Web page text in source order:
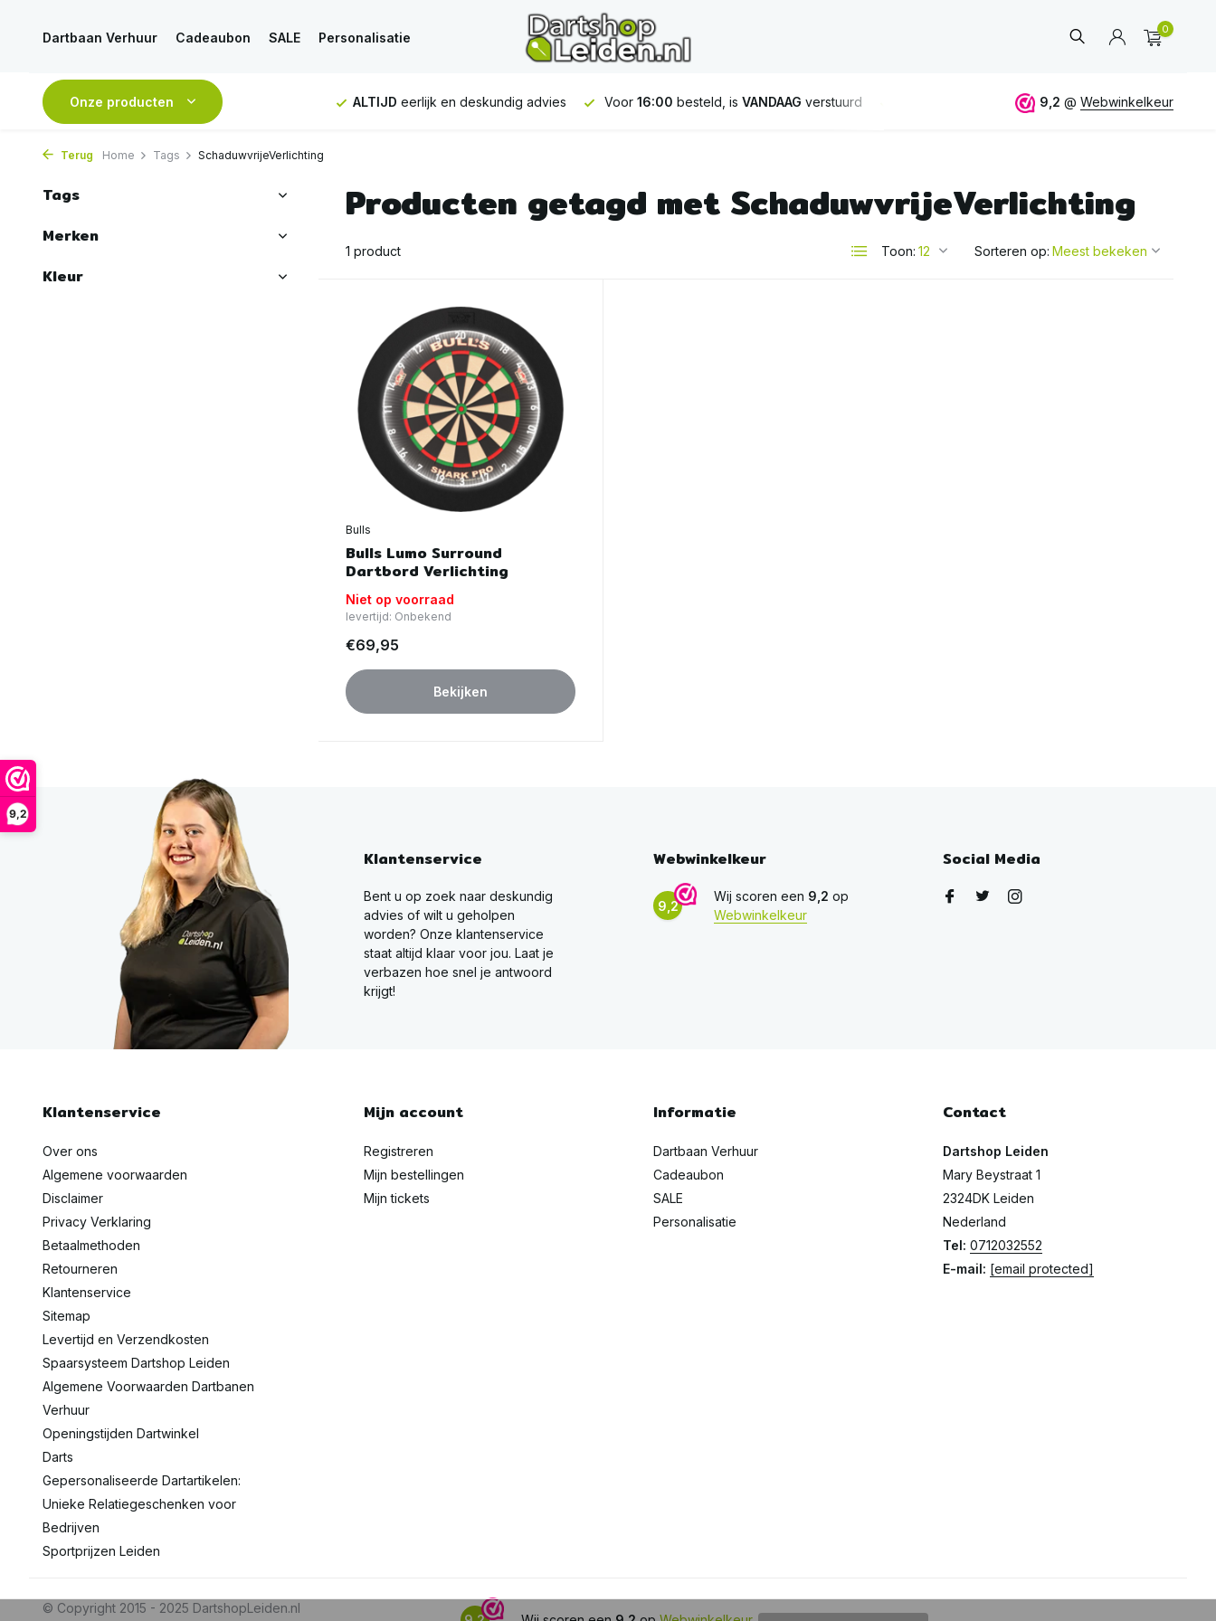
9,2
Dartbaan Verhuur Cadeaubon SALE Personalisatie
Account
0
Onze producten
verstuurd GRATIS verzending vanaf 50€ ALTIJD eerlijk en deskundig advies Voor 16:00 besteld, is VANDAAG verstuurd verzending vanaf 50€ ALTIJDeerlijk
9,2 @ Webwinkelkeur
Terug Home Tags SchaduwvrijeVerlichting
Tags
Merken
Kleur
Producten getagd met SchaduwvrijeVerlichting
1 product Toon: Sorteren op:
Bulls
Bulls Lumo Surround
Dartbord Verlichting
Niet op voorraad
levertijd: Onbekend
€69,95
Bekijken
Klantenservice
Bent u op zoek naar deskundig
advies of wilt u geholpen
worden? Onze klantenservice
staat altijd klaar voor jou. Laat je
verbazen hoe snel je antwoord
krijgt!
Webwinkelkeur
9,2
Wij scoren een 9,2 op
Webwinkelkeur
Social Media
Klantenservice
Over ons
Algemene voorwaarden
Disclaimer
Privacy Verklaring
Betaalmethoden
Retourneren
Klantenservice
Sitemap
Levertijd en Verzendkosten
Spaarsysteem Dartshop Leiden
Algemene Voorwaarden Dartbanen
Verhuur
Openingstijden Dartwinkel
Darts
Gepersonaliseerde Dartartikelen:
Unieke Relatiegeschenken voor
Bedrijven
Sportprijzen Leiden
Mijn account
Registreren
Mijn bestellingen
Mijn tickets
Informatie
Dartbaan Verhuur
Cadeaubon
SALE
Personalisatie
Contact
Dartshop Leiden
Mary Beystraat 1
2324DK Leiden
Nederland
Tel: 0712032552
E-mail: [email protected]